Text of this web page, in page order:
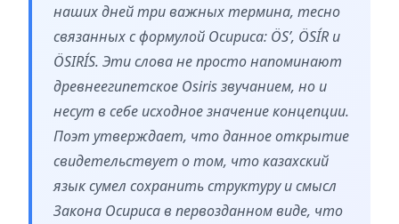
наших дней три важных термина, тесно
связанных с формулой Осириса: ÖS’, ÖSÍR и
ÖSIRÍS. Эти слова не просто напоминают
древнеегипетское Osiris звучанием, но и
несут в себе исходное значение концепции.
Поэт утверждает, что данное открытие
свидетельствует о том, что казахский
язык сумел сохранить структуру и смысл
Закона Осириса в первозданном виде, что